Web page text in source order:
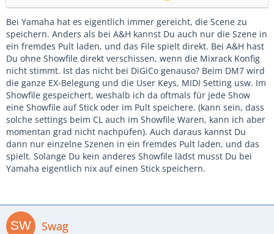
Bei Yamaha hat es eigentlich immer gereicht, die Scene zu
speichern. Anders als bei A&H kannst Du auch nur die Szene in
ein fremdes Pult laden, und das File spielt direkt. Bei A&H hast
Du ohne Showfile direkt verschissen, wenn die Mixrack Konfig
nicht stimmt. Ist das nicht bei DiGiCo genauso? Beim DM7 wird
die ganze EX-Belegung und die User Keys, MIDI Setting usw. Im
Showfile gespeichert, weshalb ich da oftmals für jede Show
eine Showfile auf Stick oder im Pult speichere. (kann sein, dass
solche settings beim CL auch im Showfile Waren, kann ich aber
momentan grad nicht nachpüfen). Auch daraus kannst Du
dann nur einzelne Szenen in ein fremdes Pult laden, und das
spielt. Solange Du kein anderes Showfile lädst musst Du bei
Yamaha eigentlich nix auf einen Stick speichern.
Swag